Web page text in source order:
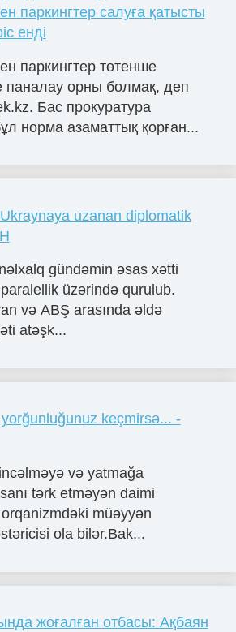
паркингтер салуға қатысты
енді
паркингтер төтенше
паналау орны болмақ, деп
Бас прокуратура
норма азаматтық қорған...
uzanan diplomatik
gündəmin əsas xətti
üzərində qurulub.
və ABŞ arasında əldə
atəşk...
keçmirsə... -
və yatmağa
tərk etməyən daimi
müəyyən
ola bilər.Bak...
жоғалған отбасы: Ақбаян